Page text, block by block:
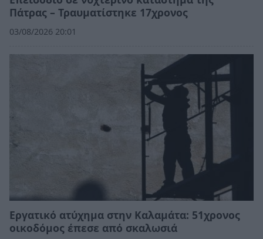
Πάτρας – Τραυματίστηκε 17χρονος
03/08/2026 20:01
Εργατικό ατύχημα στην Καλαμάτα: 51χρονος
οικοδόμος έπεσε από σκαλωσιά